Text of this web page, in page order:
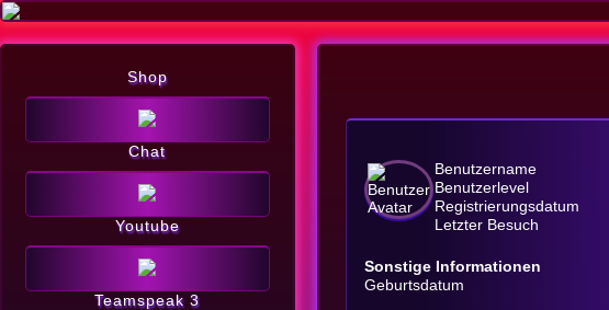
Shop
Chat
Youtube
Teamspeak 3
Benutzername
Benutzerlevel
Registrierungsdatum
Letzter Besuch
Sonstige Informationen
Geburtsdatum